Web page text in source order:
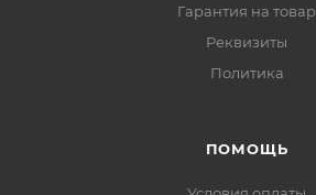
Гарантия на товар
Реквизиты
Политика
ПОМОЩЬ